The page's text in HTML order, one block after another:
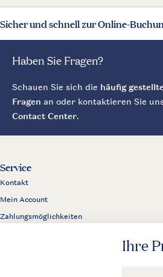
Sicher und schnell zur Online-
Haben Sie Fragen?
Schauen Sie sich die häufig
Fragen an oder kontaktieren Sie
Contact Center.
Service
Kontakt
Mein Account
Zahlungsmöglichkeiten